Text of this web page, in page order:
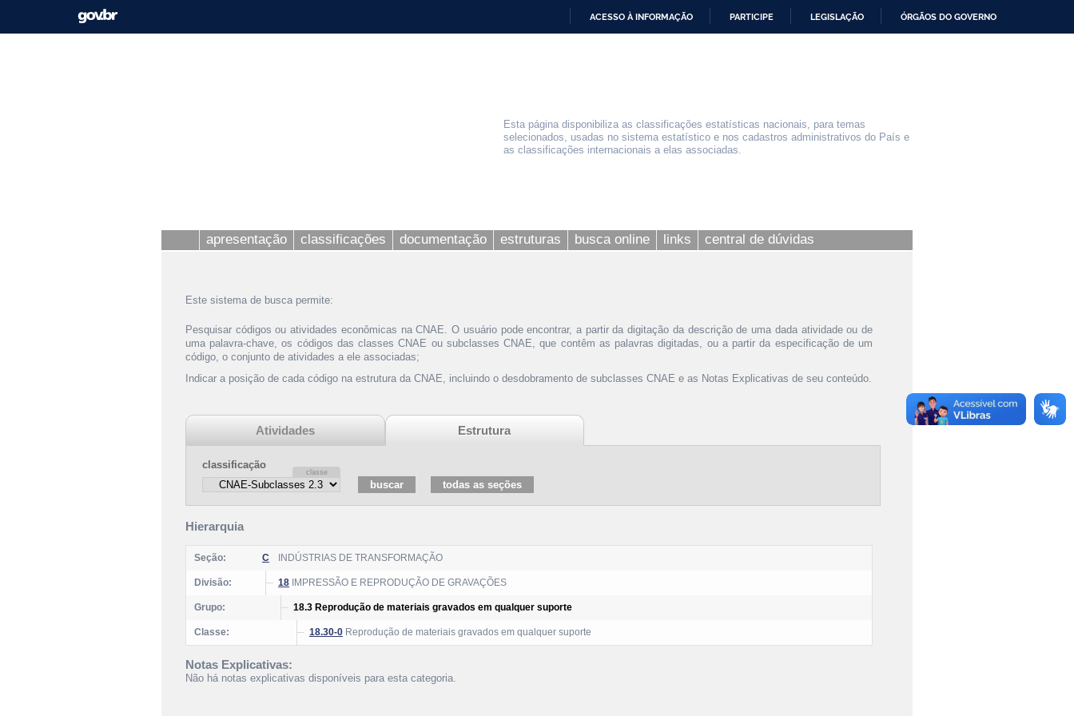
ACESSO À INFORMAÇÃO PARTICIPE LEGISLAÇÃO ÓRGÃOS DO GOVERNO
Esta página disponibiliza as classificações estatísticas nacionais, para temas
selecionados, usadas no sistema estatístico e nos cadastros administrativos do País e
as classificações internacionais a elas associadas.
apresentação classificações documentação estruturas busca online links central de dúvidas
Este sistema de busca permite:
Pesquisar códigos ou atividades econômicas na CNAE. O usuário pode encontrar, a partir da digitação da descrição de uma dada atividade ou de
uma palavra-chave, os códigos das classes CNAE ou subclasses CNAE, que contêm as palavras digitadas, ou a partir da especificação de um
código, o conjunto de atividades a ele associadas;
Indicar a posição de cada código na estrutura da CNAE, incluindo o desdobramento de subclasses CNAE e as Notas Explicativas de seu conteúdo.
Atividades Estrutura
classificação
Hierarquia
Seção: C INDÚSTRIAS DE TRANSFORMAÇÃO
Divisão: 18 IMPRESSÃO E REPRODUÇÃO DE GRAVAÇÕES
Grupo: 18.3 Reprodução de materiais gravados em qualquer suporte
Classe: 18.30-0 Reprodução de materiais gravados em qualquer suporte
Notas Explicativas:
Não há notas explicativas disponíveis para esta categoria.